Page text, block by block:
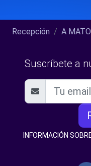
Recepción A
Suscríbete a
INFORMACIÓN